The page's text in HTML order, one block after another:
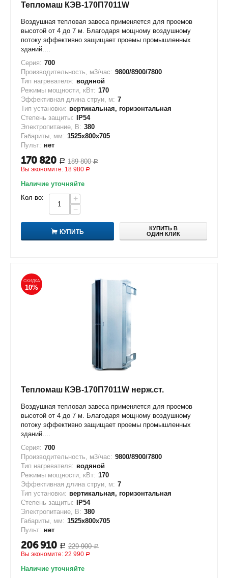
Тепломаш КЭВ-170П7011W
Воздушная тепловая завеса применяется для проемов
высотой от 4 до 7 м. Благодаря мощному воздушному
потоку эффективно защищает проемы промышленных
зданий....
Серия: 700
Производительность, м3/час: 9800/8900/7800
Тип нагревателя: водяной
Режимы мощности, кВт: 170
Эффективная длина струи, м: 7
Тип установки: вертикальная, горизонтальная
Степень защиты:
IP54
Электропитание, В: 380
Габариты, мм: 1525х800х705
Пульт: нет
170 820 Р 189 800 Р
Вы экономите: 18 980 Р
Наличие уточняйте
Кол-во:
+
−
КУПИТЬ
КУПИТЬ В
ОДИН КЛИК
СКИДКА
10%
Тепломаш КЭВ-170П7011W нерж.ст.
Воздушная тепловая завеса применяется для проемов
высотой от 4 до 7 м. Благодаря мощному воздушному
потоку эффективно защищает проемы промышленных
зданий....
Серия: 700
Производительность, м3/час: 9800/8900/7800
Тип нагревателя: водяной
Режимы мощности, кВт: 170
Эффективная длина струи, м: 7
Тип установки: вертикальная, горизонтальная
Степень защиты:
IP54
Электропитание, В: 380
Габариты, мм: 1525х800х705
Пульт: нет
206 910 Р 229 900 Р
Вы экономите: 22 990 Р
Наличие уточняйте